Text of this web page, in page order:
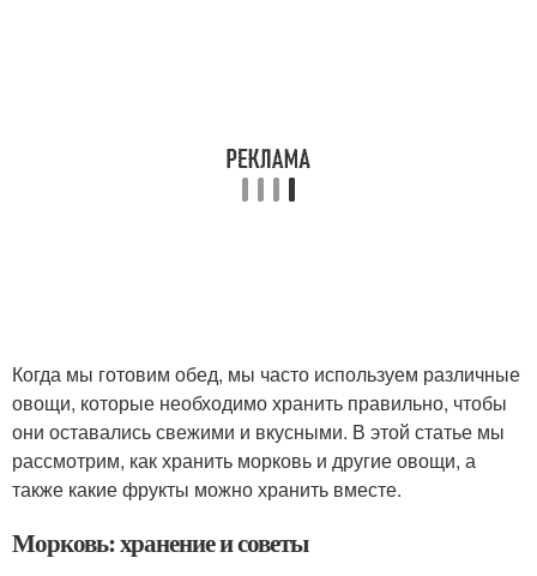
Когда мы готовим обед, мы часто используем различные
овощи, которые необходимо хранить правильно, чтобы
они оставались свежими и вкусными. В этой статье мы
рассмотрим, как хранить морковь и другие овощи, а
также какие фрукты можно хранить вместе.
Морковь: хранение и советы